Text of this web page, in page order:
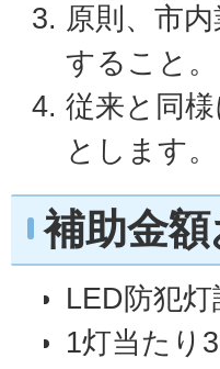
原則、市
すること。
従来と同
とします。
補助金
LED防犯
1灯当たり